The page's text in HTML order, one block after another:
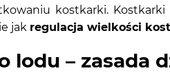
kostkarki.
jak regulacja wielkości
lodu – zasada